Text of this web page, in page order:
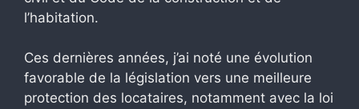
l’habitation.
Ces dernières années, j’ai noté une évolution
favorable de la législation vers une meilleure
protection des locataires, notamment avec la loi